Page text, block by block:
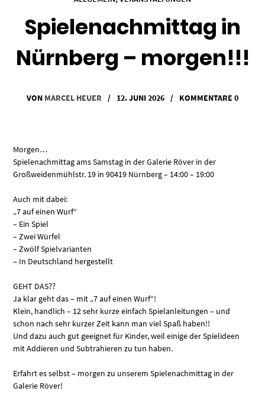
Spielenachmittag in
Nürnberg – morgen!!!
VON MARCEL HEUER / 12. JUNI 2026 / KOMMENTARE 0
Morgen…
Spielenachmittag ams Samstag in der Galerie Röver in der
Großweidenmühlstr. 19 in 90419 Nürnberg – 14:00 – 19:00
Auch mit dabei:
„7 auf einen Wurf“
– Ein Spiel
– Zwei Würfel
– Zwölf Spielvarianten
– In Deutschland hergestellt
GEHT DAS??
Ja klar geht das – mit „7 auf einen Wurf“!
Klein, handlich – 12 sehr kurze einfach Spielanleitungen – und
schon nach sehr kurzer Zeit kann man viel Spaß haben!!
Und dazu auch gut geeignet für Kinder, weil einige der Spielideen
mit Addieren und Subtrahieren zu tun haben.
Erfahrt es selbst – morgen zu unserem Spielenachmittag in der
Galerie Röver!